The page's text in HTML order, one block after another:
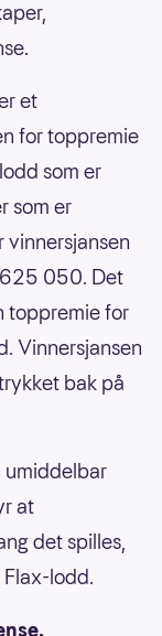
et
for toppremie
som er
som er
vinnersjansen
050. Det
toppremie for
Vinnersjansen
bak på
umiddelbar
at
det spilles,
Flax-lodd.